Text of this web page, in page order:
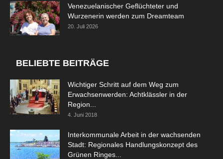
Venezuelanischer Geflüchteter und
Wurzenerin werden zum Dreamteam
20. Juli 2026
BELIEBTE BEITRÄGE
Wichtiger Schritt auf dem Weg zum
Erwachsenwerden: Achtklässler in der
Region...
4. Juni 2018
Interkommunale Arbeit in der wachsenden
Stadt: Regionales Handlungskonzept des
Grünen Ringes...